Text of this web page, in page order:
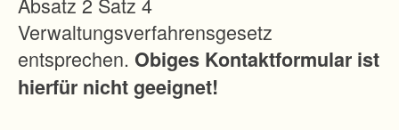
Verwaltungsverfahrensgesetz
entsprechen. Obiges Kontaktformular ist
hierfür nicht geeignet!